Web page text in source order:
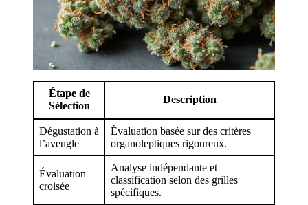
Étape de
Sélection
Description
Dégustation à
l’aveugle
Évaluation basée sur des critères
organoleptiques rigoureux.
Évaluation
croisée
Analyse indépendante et
classification selon des grilles
spécifiques.